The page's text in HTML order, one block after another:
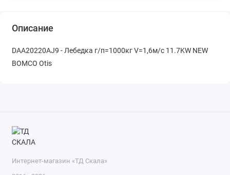
Описание
DAA20220AJ9 - Лебедка г/п=1000кг V=1,6м/с 11.7KW NEW
BOMCO Otis
Интернет-магазин «ТД Скала»